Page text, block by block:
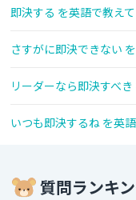
即決する を英語で教え
さすがに即決できない
リーダーなら即決すべ
いつも即決するね を英
質問ランキ